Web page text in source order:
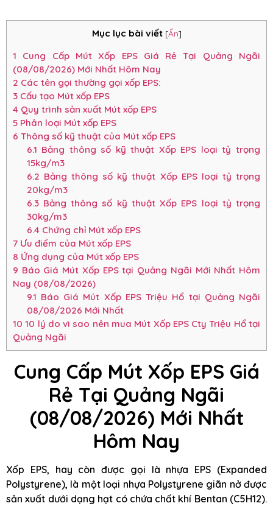
Mục lục bài viết [Ẩn]
1 Cung Cấp Mút Xốp EPS Giá Rẻ Tại Quảng Ngãi
(08/08/2026) Mới Nhất Hôm Nay
2 Các tên gọi thường gọi xốp EPS:
3 Cấu tạo Mút xốp EPS
4 Quy trình sản xuất Mút xốp EPS
5 Phân loại Mút xốp EPS
6 Thông số kỹ thuật của Mút xốp EPS
6.1 Bảng thông số kỹ thuật Xốp EPS loại tỷ trọng
15kg/m3
6.2 Bảng thông số kỹ thuật Xốp EPS loại tỷ trọng
20kg/m3
6.3Bảng thông số kỹ thuật Xốp EPS loại tỷ trọng
30kg/m3
6.4 Chứng chỉ Mút xốp EPS
7 Ưu điểm của Mút xốp EPS
8 Ứng dụng của Mút xốp EPS
9 Báo Giá Mút Xốp EPS tại Quảng Ngãi Mới Nhất Hôm
Nay (08/08/2026)
9.1 Báo Giá Mút Xốp EPS Triệu Hổ tại Quảng Ngãi
08/08/2026 Mới Nhất
10 10 lý do vì sao nên mua Mút Xốp EPS Cty Triệu Hổ tại
Quảng Ngãi
Cung Cấp Mút Xốp EPS Giá
Rẻ Tại Quảng Ngãi
(08/08/2026) Mới Nhất
Hôm Nay
Xốp EPS, hay còn được gọi là nhựa EPS (Expanded
Polystyrene), là một loại nhựa Polystyrene giãn nở được
sản xuất dưới dạng hạt có chứa chất khí Bentan (C5H12).